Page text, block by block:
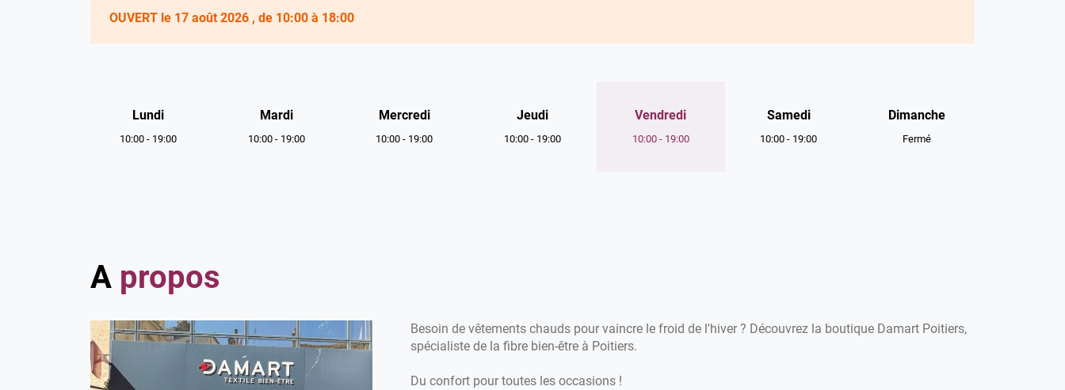
OUVERT le 17 août 2026 , de 10:00 à 18:00
d'ouverture
Lundi
10:00 - 19:00
Mardi
10:00 - 19:00
Mercredi
10:00 - 19:00
Jeudi
10:00 - 19:00
Horaires
d'ouverture
Vendredi
10:00 - 19:00
Samedi
10:00 - 19:00
Dimanche
Fermé
A propos
Besoin de vêtements chauds pour vaincre le froid de l'hiver ? Découvrez la boutique Damart Poitiers,
spécialiste de la fibre bien-être à Poitiers.
Du confort pour toutes les occasions !